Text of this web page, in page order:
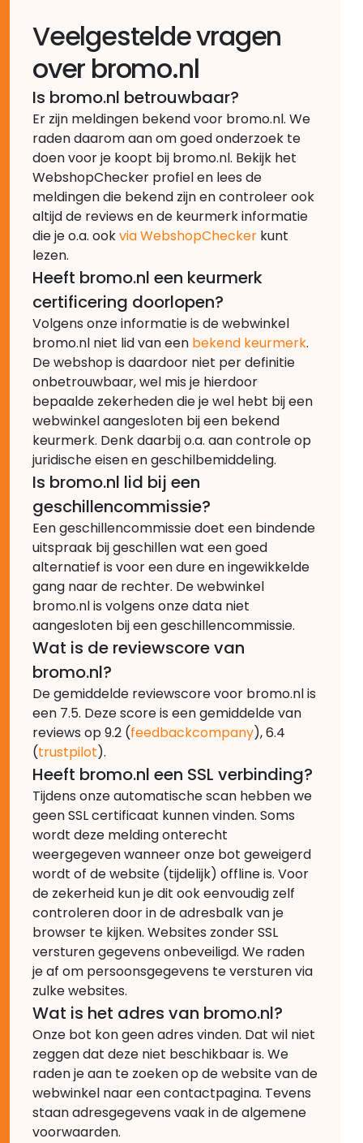
Veelgestelde vragen
over bromo.nl
Is bromo.nl betrouwbaar?
Er zijn meldingen bekend voor bromo.nl. We
raden daarom aan om goed onderzoek te
doen voor je koopt bij bromo.nl. Bekijk het
WebshopChecker profiel en lees de
meldingen die bekend zijn en controleer ook
altijd de reviews en de keurmerk informatie
die je o.a. ookvia WebshopChecker kunt
lezen.
Heeft bromo.nl een keurmerk
certificering doorlopen?
Volgens onze informatie is de webwinkel
bromo.nl niet lid van een bekend keurmerk.
De webshop is daardoor niet per definitie
onbetrouwbaar, wel mis je hierdoor
bepaalde zekerheden die je wel hebt bij een
webwinkel aangesloten bij een bekend
keurmerk. Denk daarbij o.a. aan controle op
juridische eisen en geschilbemiddeling.
Is bromo.nl lid bij een
geschillencommissie?
Een geschillencommissie doet een bindende
uitspraak bij geschillen wat een goed
alternatief is voor een dure en ingewikkelde
gang naar de rechter. De webwinkel
bromo.nl is volgens onze data niet
aangesloten bij een geschillencommissie.
Wat is de reviewscore van
bromo.nl?
De gemiddelde reviewscore voor bromo.nl is
een 7.5. Deze score is een gemiddelde van
reviews op 9.2 (feedbackcompany), 6.4
(trustpilot).
Heeft bromo.nl een SSL verbinding?
Tijdens onze automatische scan hebben we
geen SSL certificaat kunnen vinden. Soms
wordt deze melding onterecht
weergegeven wanneer onze bot geweigerd
wordt of de website (tijdelijk) offline is. Voor
de zekerheid kun je dit ook eenvoudig zelf
controleren door in de adresbalk van je
browser te kijken. Websites zonder SSL
versturen gegevens onbeveiligd. We raden
je af om persoonsgegevens te versturen via
zulke websites.
Wat is het adres van bromo.nl?
Onze bot kon geen adres vinden. Dat wil niet
zeggen dat deze niet beschikbaar is. We
raden je aan te zoeken op de website van de
webwinkel naar een contactpagina. Tevens
staan adresgegevens vaak in de algemene
voorwaarden.